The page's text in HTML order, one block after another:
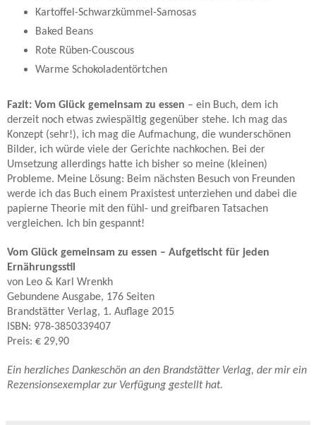
Kartoffel-Schwarzkümmel-Samosas
Baked Beans
Rote Rüben-Couscous
Warme Schokoladentörtchen
Fazit: Vom Glück gemeinsam zu essen – ein Buch, dem ich
derzeit noch etwas zwiespältig gegenüber stehe. Ich mag das
Konzept (sehr!), ich mag die Aufmachung, die wunderschönen
Bilder, ich würde viele der Gerichte nachkochen. Bei der
Umsetzung allerdings hatte ich bisher so meine (kleinen)
Probleme. Meine Lösung: Beim nächsten Besuch von Freunden
werde ich das Buch einem Praxistest unterziehen und dabei die
papierne Theorie mit den fühl- und greifbaren Tatsachen
vergleichen. Ich bin gespannt!
Vom Glück gemeinsam zu essen – Aufgetischt für jeden
Ernährungsstil
von Leo & Karl Wrenkh
Gebundene Ausgabe, 176 Seiten
Brandstätter Verlag, 1. Auflage 2015
ISBN: 978-3850339407
Preis: € 29,90
Ein herzliches Dankeschön an den Brandstätter Verlag, der mir ein
Rezensionsexemplar zur Verfügung gestellt hat.